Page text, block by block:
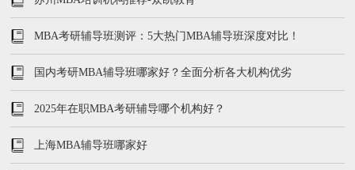
MBA考研辅导班测评：5大热门MBA辅导班深度对比！
国内考研MBA辅导班哪家好？全面分析各大机构优劣
2025年在职MBA考研辅导哪个机构好？
上海MBA辅导班哪家好